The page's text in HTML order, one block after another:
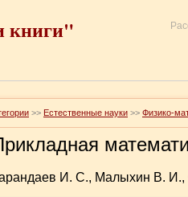
книги"
>> Естественные науки >> Физико-
И. С., Малыхин В.